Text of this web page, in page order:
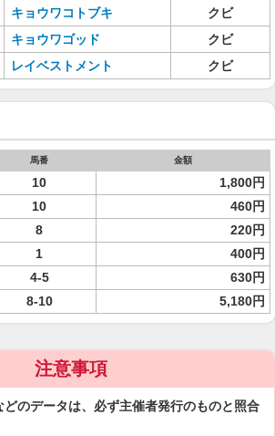
キョウワコトブキ
クビ
キョウワゴッド
クビ
レイベストメント クビ
馬番 金額
10 1,800円
10
460円
8
220円
1
400円
4-5
630円
8-10 5,180円
注意事項
のデータは、必ず主催者発行のものと照合